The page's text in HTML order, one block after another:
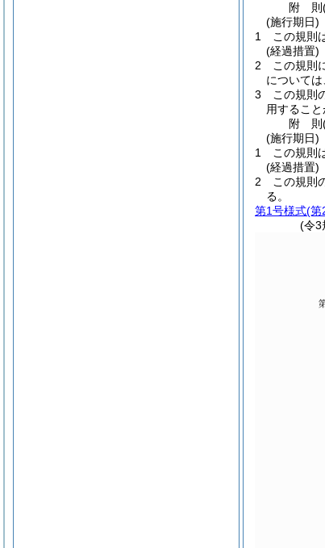
附 則
(施行期日)
1
この規則
(経過措置)
2
この規則
については
3
この規則
用すること
附 則
(施行期日)
1
この規則
(経過措置)
2
この規則
る。
第1号様式(第
(令3